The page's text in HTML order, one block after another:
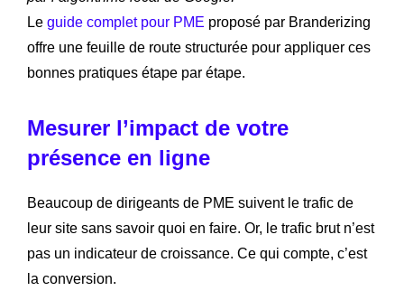
Le guide complet pour PME proposé par Branderizing
offre une feuille de route structurée pour appliquer ces
bonnes pratiques étape par étape.
Mesurer l’impact de votre
présence en ligne
Beaucoup de dirigeants de PME suivent le trafic de
leur site sans savoir quoi en faire. Or, le trafic brut n’est
pas un indicateur de croissance. Ce qui compte, c’est
la conversion.